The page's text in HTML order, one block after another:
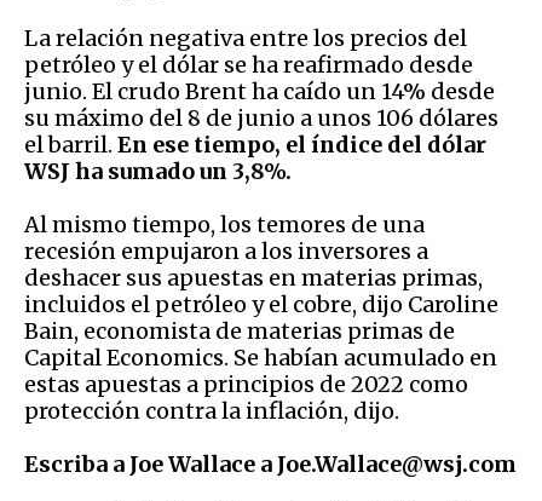
La relación negativa entre los precios del
petróleo y el dólar se ha reafirmado desde
junio. El crudo Brent ha caído un 14% desde
su máximo del 8 de junio a unos 106 dólares
el barril. En ese tiempo, el índice del dólar
WSJ ha sumado un 3,8%.
Al mismo tiempo, los temores de una
recesión empujaron a los inversores a
deshacer sus apuestas en materias primas,
incluidos el petróleo y el cobre, dijo Caroline
Bain, economista de materias primas de
Capital Economics. Se habían acumulado en
estas apuestas a principios de 2022 como
protección contra la inflación, dijo.
Escriba a Joe Wallace a Joe.Wallace@wsj.com